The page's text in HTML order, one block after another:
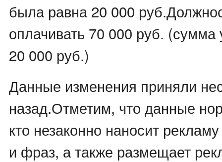
была равна 20 000
оплачивать 70 000 руб. (сумма
20 000 руб.)
Данные изменения приняли
назад.Отметим, что данные
кто незаконно наносит
и фраз, а также размещает